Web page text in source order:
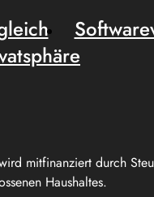
mitfinanziert durch
Haushaltes.